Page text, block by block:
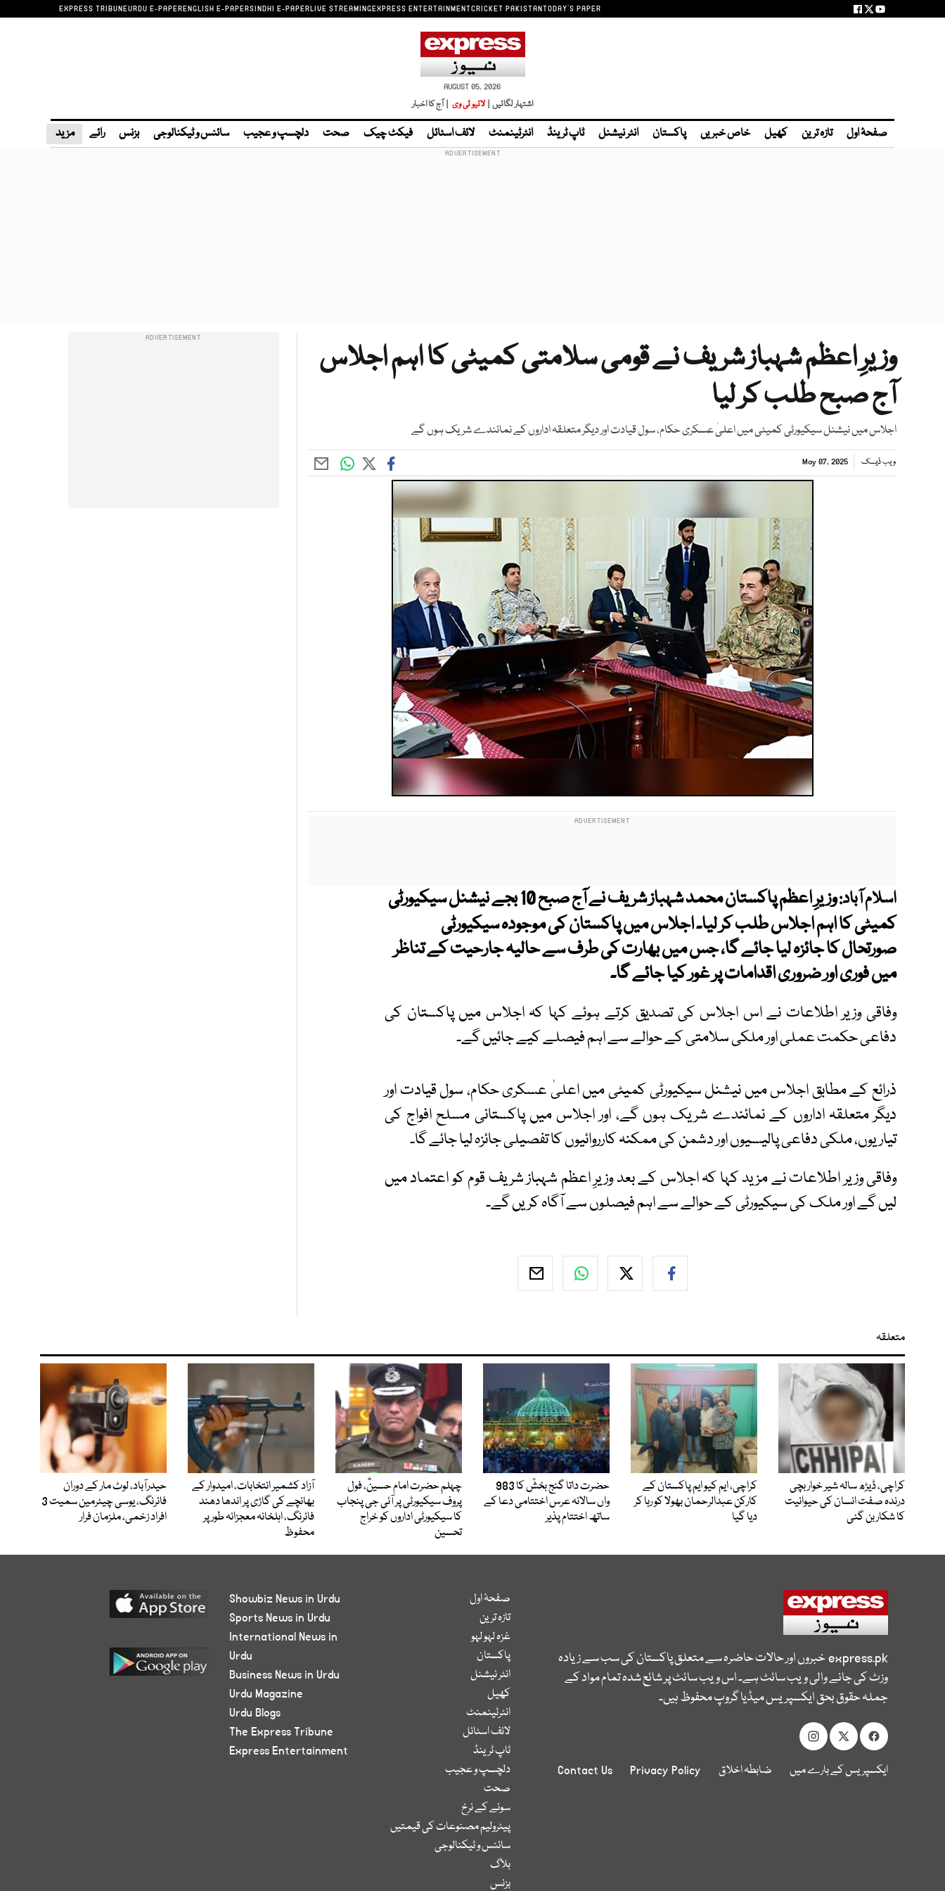
EXPRESS TRIBUNEURDU E-PAPERENGLISH E-PAPERSINDHI E-PAPERLIVE STREAMINGEXPRESS ENTERTAINMENTCRICKET PAKISTANTODAY'S PAPER
AUGUST 05, 2026
اشتہار لگائیں | لائیو ٹی وی | آج کا اخبار
صفحۂ اول تازہ ترین کھیل خاص خبریں پاکستان انٹر نیشنل ٹاپ ٹرینڈ انٹرٹینمنٹ لائف اسٹائل فیکٹ چیک صحت دلچسپ و عجیب سائنس و ٹیکنالوجی بزنس رائے مزید
وزیرِ اعظم شہباز شریف نے قومی سلامتی کمیٹی کا اہم اجلاس
آج صبح طلب کر لیا
اجلاس میں نیشنل سیکیورٹی کمیٹی میں اعلیٰ عسکری حکام، سول قیادت اور دیگر متعلقہ اداروں کے نمائندے شریک ہوں گے
ویب ڈیسک May 07, 2025
اسلام آباد:
وزیرِ اعظم پاکستان محمد شہباز شریف نے آج صبح 10 بجے نیشنل سیکیورٹی
کمیٹی کا اہم اجلاس طلب کر لیا۔ اجلاس میں پاکستان کی موجودہ سیکیورٹی
صورتحال کا جائزہ لیا جائے گا، جس میں بھارت کی طرف سے حالیہ جارحیت کے تناظر
میں فوری اور ضروری اقدامات پر غور کیا جائے گا۔
وفاقی وزیر اطلاعات نے اس اجلاس کی تصدیق کرتے ہوئے کہا کہ اجلاس میں پاکستان کی
دفاعی حکمت عملی اور ملکی سلامتی کے حوالے سے اہم فیصلے کیے جائیں گے۔
ذرائع کے مطابق اجلاس میں نیشنل سیکیورٹی کمیٹی میں اعلیٰ عسکری حکام، سول قیادت اور
دیگر متعلقہ اداروں کے نمائندے شریک ہوں گے، اور اجلاس میں پاکستانی مسلح افواج کی
تیاریوں، ملکی دفاعی پالیسیوں اور دشمن کی ممکنہ کارروائیوں کا تفصیلی جائزہ لیا جائے گا۔
وفاقی وزیر اطلاعات نے مزید کہا کہ اجلاس کے بعد وزیرِ اعظم شہباز شریف قوم کو اعتماد میں
لیں گے اور ملک کی سیکیورٹی کے حوالے سے اہم فیصلوں سے آگاہ کریں گے۔
متعلقہ
کراچی، ڈیڑھ سالہ شیر خوار بچی
درندہ صفت انسان کی حیوانیت
کا شکار بن گئی
کراچی، ایم کیو ایم پاکستان کے
کارکن عبدالرحمان بھولا کو رہا کر
دیا گیا
حضرت داتا گنج بخشؒ کا 983
واں سالانہ عرس اختتامی دعا کے
ساتھ اختتام پذیر
چہلم حضرت امام حسینؓ، فول
پروف سیکیورٹی پر آئی جی پنجاب
کا سیکیورٹی اداروں کو خراج
تحسین
آزاد کشمیر انتخابات، امیدوار کے
بھانچے کی گاڑی پر اندھا دھند
فائرنگ، اہلخانہ معجزانہ طور پر
محفوظ
حیدرآباد، لوٹ مار کے دوران
فائرنگ، یوسی چیئرمین سمیت 3
افراد زخمی، ملزمان فرار
express.pkخبروں اور حالات حاضرہ سے متعلق پاکستان کی سب سے زیادہ
وزٹ کی جانے والی ویب سائٹ ہے۔ اس ویب سائٹ پر شائع شدہ تمام مواد کے
جملہ حقوق بحق ایکسپریس میڈیا گروپ محفوظ ہیں۔
ایکسپریس کے بارے میں ضابطہ اخلاق Privacy Policy
Contact Us
صفحۂ اول
تازہ ترین
غزہ لہو لہو
پاکستان
انٹر نیشنل
کھیل
انٹرٹینمنٹ
لائف اسٹائل
ٹاپ ٹرینڈ
دلچسپ و عجیب
صحت
سونے کے نرخ
پیٹرولیم مصنوعات کی قیمتیں
سائنس و ٹیکنالوجی
بلاگ
بزنس
Showbiz News in Urdu
Sports News in Urdu
International News in
Urdu
Business News in Urdu
Urdu Magazine
Urdu Blogs
The Express Tribune
Express Entertainment